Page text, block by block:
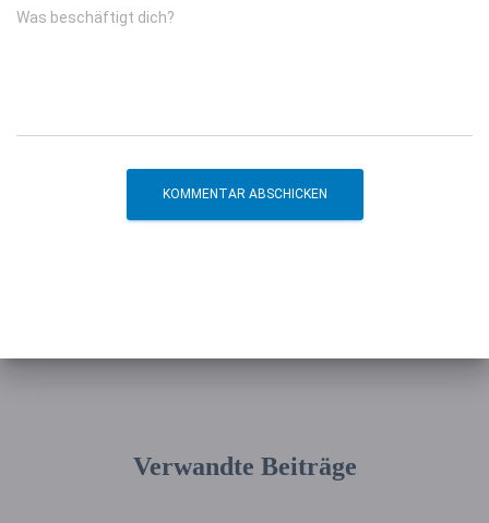
Was beschäftigt dich?
Verwandte Beiträge